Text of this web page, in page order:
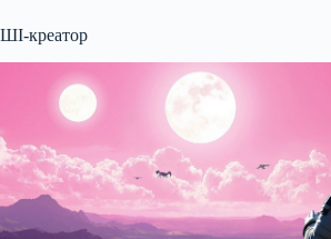
ШІ-креатор